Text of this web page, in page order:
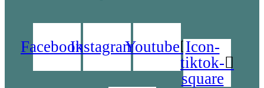
FacebookInstagramYoutube Icon-
tiktok-
square